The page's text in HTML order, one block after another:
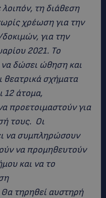
τη διάθεση
χρέωση για την
για την
2021. Το
δώσει ώθηση και
θεατρικά σχήματα
12 άτομα,
προετοιμαστούν για
τους. Οι
να συμπληρώσουν
να προμηθευτούν
και να το
τηρηθεί αυστηρή